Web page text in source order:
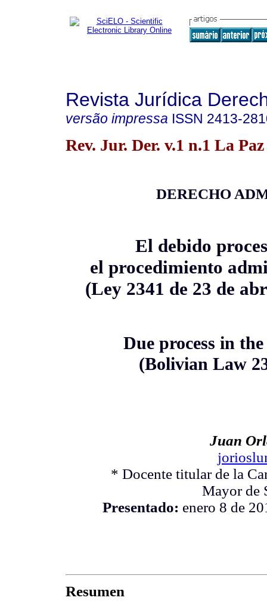
Revista Jurídica
versão impressa ISSN 2413-
Rev. Jur. Der. v.1 n.1 La
DERECHO
El debido
el procedimiento
(Ley 2341 de 23 de
Due process in
(Bolivian Law
Juan
* Docente titular de la
Mayor de
Presentado: enero 8 de
Resumen